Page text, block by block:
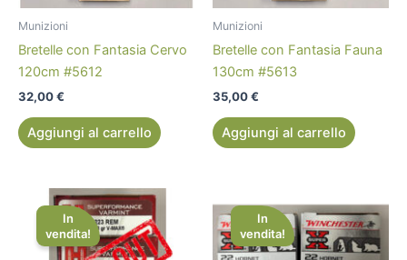
Munizioni
Bretelle con Fantasia Cervo
120cm #5612
32,00€
Aggiungi al carrello
Munizioni
Bretelle con Fantasia Fauna
130cm #5613
35,00€
Aggiungi al carrello
In
vendita!
Il
prezzo
originale
era:
44,99 €.
Il
prezzo
attuale
è:
22,00 €.
In
vendita!
prezzo
originale
era:
73,00 €.
prezzo
attuale
è:
43,00 €.